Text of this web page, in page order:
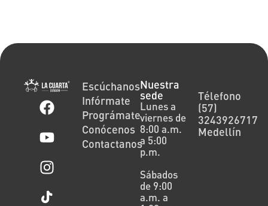
Escúchanos
Infórmate
Prográmate
Conócenos
Contactanos
Nuestra
sede
Lunes a
viernes de
8:00 a.m.
a 5:00
p.m.
Sábados
de 9:00
a.m. a
Télefono
(57)
3243926717
Medellín